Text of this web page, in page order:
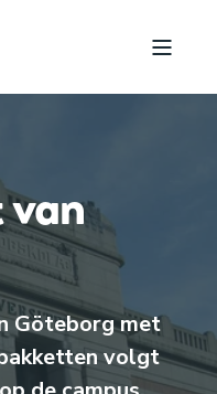
Göteborg met
volgt